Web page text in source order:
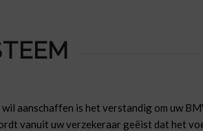
aanschaffen is het verstandig om uw
vanuit uw verzekeraar geëist dat het